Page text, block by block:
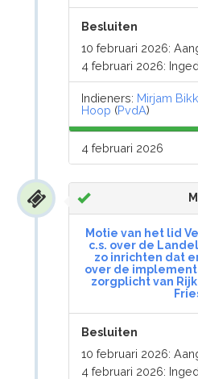
Besluiten
10 februari 2026:
4 februari 2026:
Indieners: Mirjam
Hoop (PvdA)
4 februari 2026
Motie van het lid
c.s. over de
zo inrichten dat
over de
zorgplicht van
Besluiten
10 februari 2026:
4 februari 2026: